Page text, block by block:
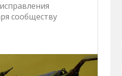
сообществу